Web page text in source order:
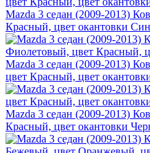
Mazda 3 седан (2009-2013)
Красный, цвет окантовки
Mazda 3 седан (2009-2013)
цвет Красный, цвет
Mazda 3 седан (2009-2013)
Красный, цвет окантовки